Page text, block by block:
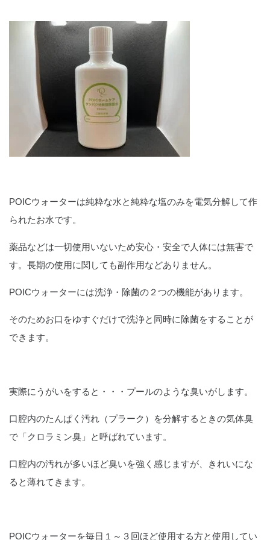
POICウォーターは純粋な水と純粋な塩のみを電気分解して作
られたお水です。
薬品などは一切使用いないため安心・安全で人体には無害で
す。長期の使用に関しても副作用などありません。
POICウォーターには洗浄・除菌の２つの機能があります。
そのためお口をゆすぐだけで洗浄と同時に除菌をすることが
できます。
実際にうがいをすると・・・プールのような臭いがします。
口腔内のたんぱく汚れ（プラーク）を分解するときの気体臭
で「クロラミン臭」と呼ばれています。
口腔内の汚れが多いほど臭いを強く感じますが、きれいにな
ると薄れてきます。
POICウォーターを毎日１～３回ほど使用する方と使用してい